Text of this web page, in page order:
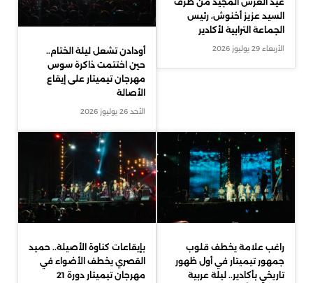
السيد عزيز أخنوش، رئيس
الجماعة الترابية لأكادير
الأربعاء 29 يوليوز 2026
أودادن تشعل ليلة الختام..
حين اختتمت ذاكرة سوس
مهرجان تيميتار على إيقاع
الأصالة
الأحد 26 يوليوز 2026
راغب علامة يخطف قلوب
جمهور تيميتار في أول ظهور
تاريخي بأكادير.. ليلة عربية
بإيقاعات كناوة الأصيلة.. حميد
القصري يخطف الأضواء في
مهرجان تيميتار دورة 21